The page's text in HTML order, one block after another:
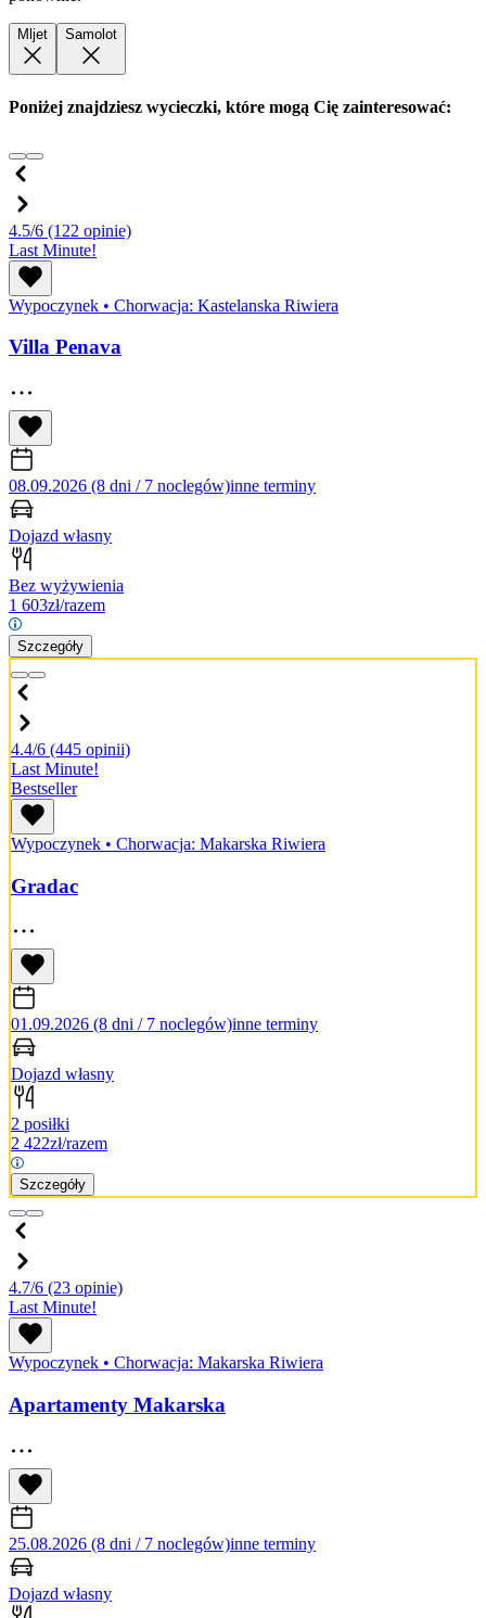
Mljet Samolot
Poniżej znajdziesz wycieczki, które mogą Cię zainteresować:
4.5/6 (122 opinie)
Last Minute!
Wypoczynek • Chorwacja: Kastelanska Riwiera
Villa Penava
08.09.2026 (8 dni / 7 noclegów)inne terminy
Dojazd własny
Bez wyżywienia
1 603zł/razem
Szczegóły
4.4/6 (445 opinii)
Last Minute!
Bestseller
Wypoczynek • Chorwacja: Makarska Riwiera
Gradac
01.09.2026 (8 dni / 7 noclegów)inne terminy
Dojazd własny
2 posiłki
2 422zł/razem
Szczegóły
4.7/6 (23 opinie)
Last Minute!
Wypoczynek • Chorwacja: Makarska Riwiera
Apartamenty Makarska
25.08.2026 (8 dni / 7 noclegów)inne terminy
Dojazd własny